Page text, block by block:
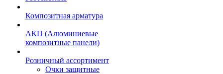
Композитная арматура
АКП (Алюминиевые
композитные панели)
Розничный ассортимент
Очки защитные